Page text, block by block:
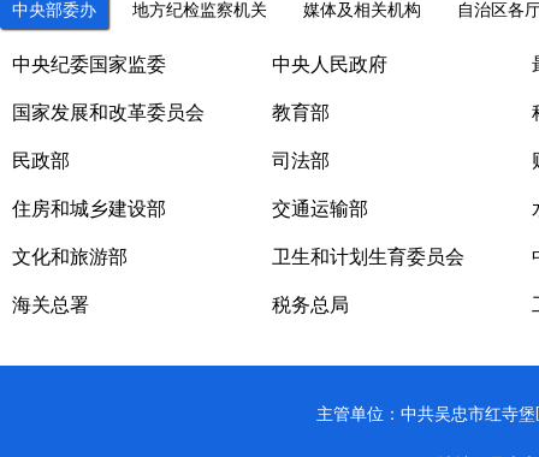
中央部委办 地方纪检监察机关 媒体及相关机构 自治区各
中央纪委国家监委 中央人民政府
国家发展和改革委员会 教育部
民政部 司法部
住房和城乡建设部 交通运输部
文化和旅游部 卫生和计划生育委员会
海关总署 税务总局
主管单位：中共吴忠市红寺